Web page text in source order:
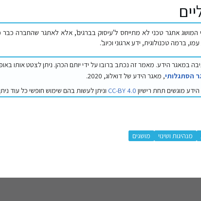
המושג אתגר טכני לא מתייחס ל'עיסוק בברגים', אלא לאתגר שהחברה
ברמה טכנולוגית, ידע ארגוני וכיוב'.
במאגר הידע. מאמר זה נכתב ברובו על ידי יותם הכהן. ניתן לצטט אותו
הסתגלותי, מאגר הידע של דואלוג, 2020.
מוגשים תחת רישיון CC-BY 4.0 וניתן לעשות בהם שימוש חופשי כל עוד
מנהיגות ושינוי מושגים